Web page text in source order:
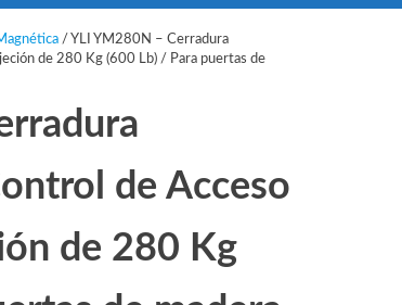
/ YLI YM280N – Cerradura
de 280 Kg (600 Lb) / Para puertas de
de Acceso
de 280 Kg